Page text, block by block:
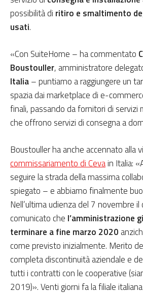
possibilità di ritiro e smaltimento
usati.
«Con SuiteHome – ha commentato
Boustouller, amministratore
Italia– puntiamo a raggiungere un
spazia dai marketplace di e-
finali, passando da fornitori di servizi
che offrono servizi di consegna a
Boustouller ha anche accennato alla
commissariamento di Cevain Italia:
seguire la strada della massima
spiegato – e abbiamo finalmente
Nell’ultima udienza del 7 novembre
comunicato che l’amministrazione
terminare a fine marzo 2020
come previsto inizialmente. Merito
completa discontinuità aziendale e
tutti i contratti con le cooperative
2019)». Venti giorni fa la filiale